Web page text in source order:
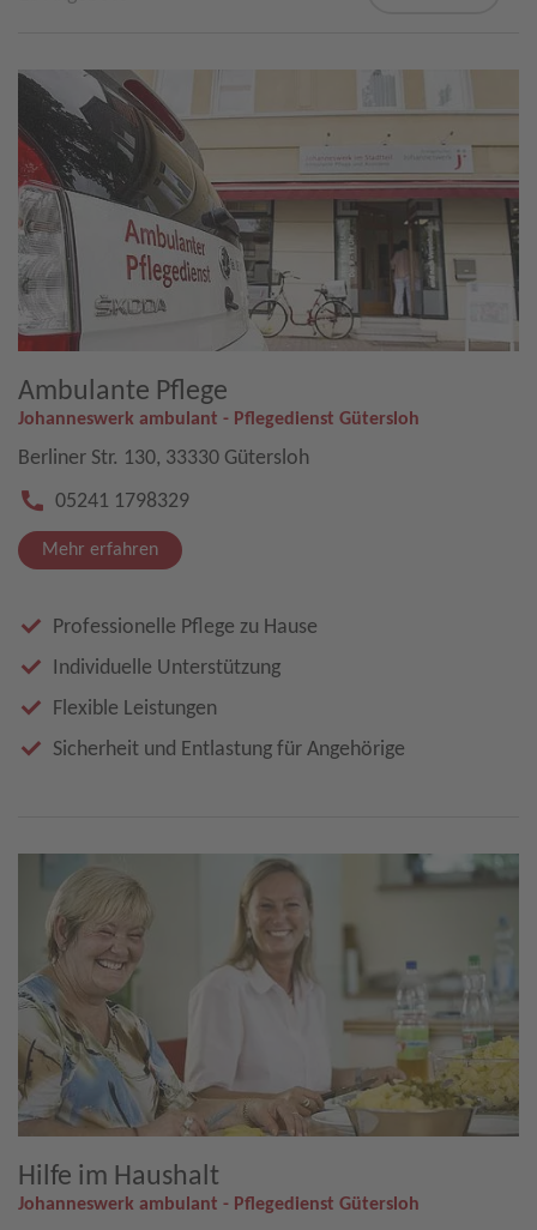
Ambulante Pflege
Johanneswerk ambulant - Pflegedienst Gütersloh
Berliner Str. 130, 33330 Gütersloh
05241 1798329
Mehr erfahren
Professionelle Pflege zu Hause
Individuelle Unterstützung
Flexible Leistungen
Sicherheit und Entlastung für Angehörige
Hilfe im Haushalt
Johanneswerk ambulant - Pflegedienst Gütersloh